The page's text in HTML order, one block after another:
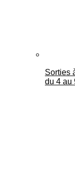
Sorties
du 4 au